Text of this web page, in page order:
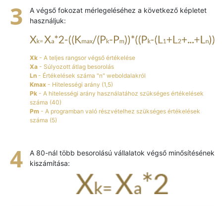
A végső fokozat mérlegeléséhez a következő képletet
használjuk:
Xk - A teljes rangsor végső értékelése
Xa - Súlyozott átlag besorolás
Ln - Értékelések száma "n" weboldalakról
Kmax - Hitelességi arány (1,5)
Pk - A hitelességi arány használatához szükséges értékelések
száma (40)
Pm - A programban való részvételhez szükséges értékelések
száma (5)
A 80-nál több besorolású vállalatok végső minősítésének
kiszámítása: